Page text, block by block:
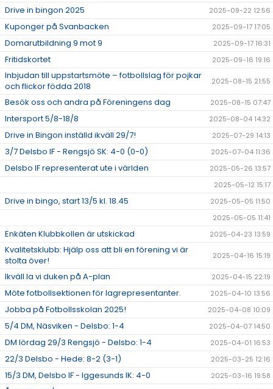
Drive in bingon 2025 2025-09-22 12:56
Kuponger på Svanbacken 2025-09-17 17:05
Domarutbildning 9 mot 9 2025-09-17 16:31
Fritidskortet 2025-09-16 19:16
Inbjudan till uppstartsmöte – fotbollslag för pojkar
och flickor födda 2018
2025-08-15 21:55
Besök oss och andra på Föreningens dag 2025-08-15 07:47
Intersport 5/8-18/8 2025-08-04 14:32
Drive in Bingon inställd ikväll 29/7! 2025-07-29 14:13
3/7 Delsbo IF - Rengsjö SK: 4-0 (0-0) 2025-07-04 11:36
Delsbo IF representerat ute i världen
2025-05-26 13:57
2025-05-12 15:17
Drive in bingo, start 13/5 kl. 18.45
2025-05-05 11:50
2025-05-05 11:41
Enkäten Klubbkollen är utskickad 2025-04-23 13:59
Kvalitetsklubb: Hjälp oss att bli en förening vi är
stolta över!
2025-04-16 15:19
Ikväll la vi duken på A-plan 2025-04-15 22:19
Möte fotbollsektionen för lagrepresentanter. 2025-04-10 13:56
Jobba på Fotbollsskolan 2025! 2025-04-08 10:09
5/4 DM, Näsviken - Delsbo: 1-4 2025-04-07 14:50
DM lördag 29/3 Rengsjö - Delsbo: 1-4 2025-04-01 16:53
22/3 Delsbo - Hede: 8-2 (3-1) 2025-03-25 12:16
15/3 DM, Delsbo IF - Iggesunds IK: 4-0 2025-03-16 19:58